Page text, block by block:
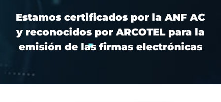
Estamos certificados por la ANF AC
y reconocidos por ARCOTEL para la
emisión de las firmas electrónicas